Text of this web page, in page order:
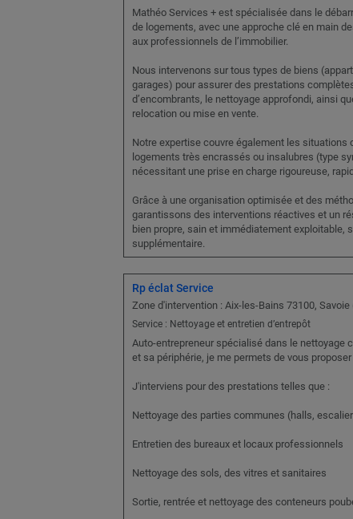
Mathéo Services + est spécialisée dans le
de logements, avec une approche clé en main
aux professionnels de l’immobilier.
Nous intervenons sur tous types de biens
garages) pour assurer des prestations
d’encombrants, le nettoyage approfondi, ainsi
relocation ou mise en vente.
Notre expertise couvre également les situations
logements très encrassés ou insalubres (type
nécessitant une prise en charge rigoureuse,
Grâce à une organisation optimisée et des
garantissons des interventions réactives et un
bien propre, sain et immédiatement exploitable,
supplémentaire.
Rp éclat Service
Zone d'intervention : Aix-les-Bains 73100, Savoie
Service : Nettoyage et entretien d’entrepôt
Auto-entrepreneur spécialisé dans le nettoyage
et sa périphérie, je me permets de vous
J'interviens pour des prestations telles que :
Nettoyage des parties communes (halls,
Entretien des bureaux et locaux professionnels
Nettoyage des sols, des vitres et sanitaires
Sortie, rentrée et nettoyage des conteneurs